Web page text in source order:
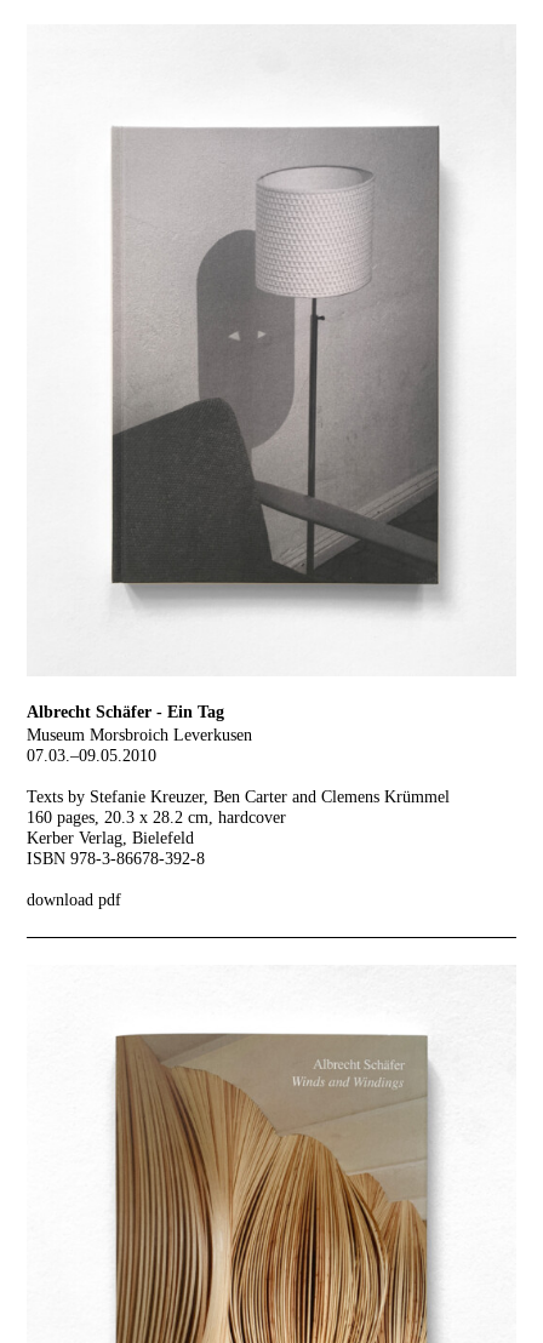
Albrecht Schäfer - Ein Tag
Museum Morsbroich Leverkusen
07.03.–09.05.2010
Texts by Stefanie Kreuzer, Ben Carter and Clemens Krümmel
160 pages, 20.3 x 28.2 cm, hardcover
Kerber Verlag, Bielefeld
ISBN 978-3-86678-392-8
download pdf